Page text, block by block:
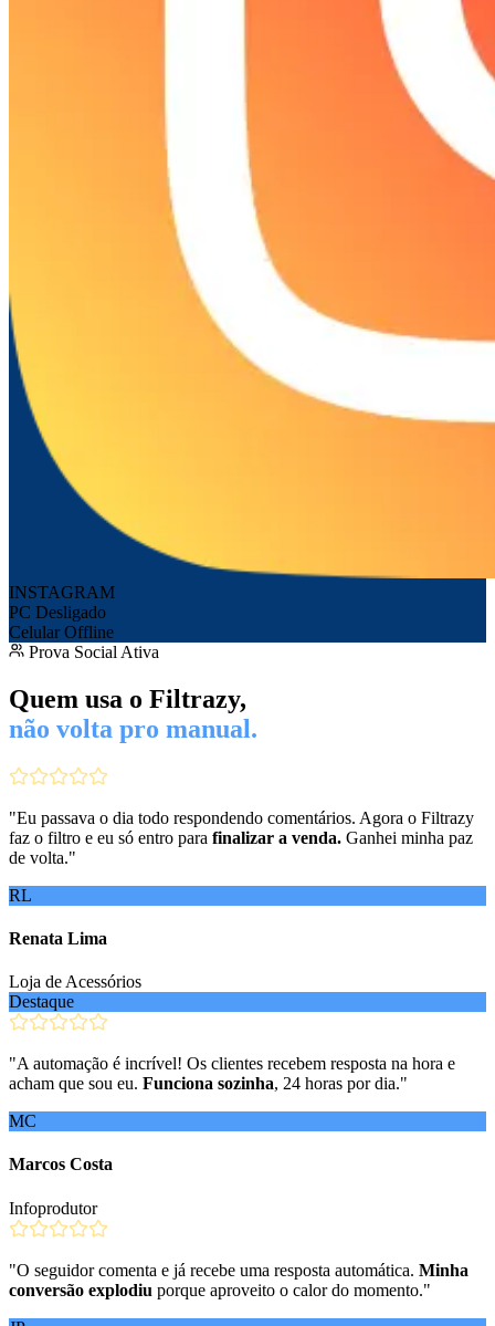
INSTAGRAM
PC Desligado
Celular Offline
Prova Social Ativa
Quem usa o Filtrazy,
não volta pro manual.
"Eu passava o dia todo respondendo comentários. Agora o Filtrazy
faz o filtro e eu só entro para finalizar a venda. Ganhei minha paz
de volta."
RL
Renata Lima
Loja de Acessórios
Destaque
"A automação é incrível! Os clientes recebem resposta na hora e
acham que sou eu. Funciona sozinha, 24 horas por dia."
MC
Marcos Costa
Infoprodutor
"O seguidor comenta e já recebe uma resposta automática. Minha
conversão explodiu porque aproveito o calor do momento."